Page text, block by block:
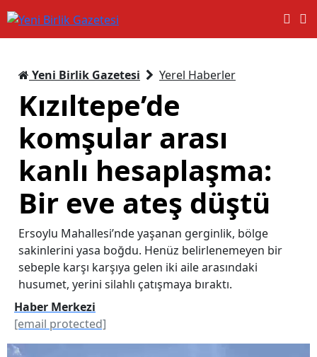
Yeni Birlik Gazetesi Yerel Haberler
Kızıltepe’de
komşular arası
kanlı hesaplaşma:
Bir eve ateş düştü
Ersoylu Mahallesi’nde yaşanan gerginlik, bölge
sakinlerini yasa boğdu. Henüz belirlenemeyen bir
sebeple karşı karşıya gelen iki aile arasındaki
husumet, yerini silahlı çatışmaya bıraktı.
Haber Merkezi
[email protected]